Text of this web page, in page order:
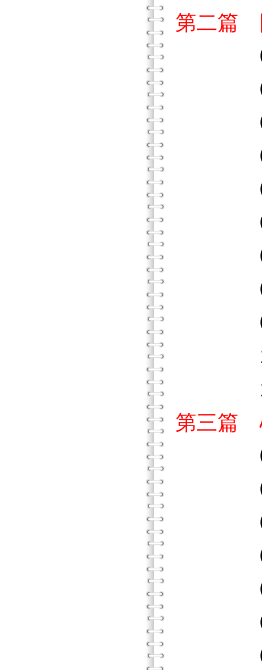
第二篇
01．
02．
03．
04．
05．
06．
07．
08．
09．
10．
11．
第三篇
01．
02．
03．
04．
05．
06．
07．